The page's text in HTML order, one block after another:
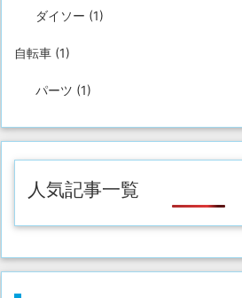
ダイソー (1)
自転車 (1)
パーツ (1)
人気記事一覧